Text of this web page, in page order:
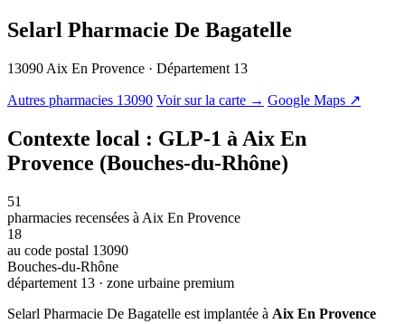
Selarl Pharmacie De Bagatelle
13090 Aix En Provence · Département 13
Autres pharmacies 13090 Voir sur la carte → Google Maps ↗
Contexte local : GLP-1 à Aix En
Provence (Bouches-du-Rhône)
51
pharmacies recensées à Aix En Provence
18
au code postal 13090
Bouches-du-Rhône
département 13 · zone urbaine premium
Selarl Pharmacie De Bagatelle est implantée à Aix En Provence